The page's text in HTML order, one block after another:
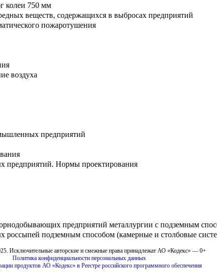
колеи 750 мм
веществ, содержащихся в выбросах предприятий
пожаротушения
воздуха
предприятий
предприятий. Нормы проектирования
предприятий металлургии с подземным
россыпей подземным способом (камерные и столбовые
Исключительные авторские и смежные права принадлежат АО «Кодекс» — 0+
Политика конфиденциальности персональных данных
продуктов АО «Кодекс» в Реестре российского программного обеспечения